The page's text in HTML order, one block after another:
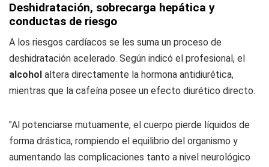
Deshidratación, sobrecarga hepática y
conductas de riesgo
A los riesgos cardíacos se les suma un proceso de
deshidratación acelerado. Según indicó el profesional, el
alcohol altera directamente la hormona antidiurética,
mientras que la cafeína posee un efecto diurético directo.
"Al potenciarse mutuamente, el cuerpo pierde líquidos de
forma drástica, rompiendo el equilibrio del organismo y
aumentando las complicaciones tanto a nivel neurológico